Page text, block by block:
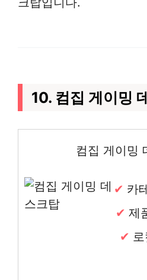
10. 컴집 게이밍
컴집 게이밍
카
제